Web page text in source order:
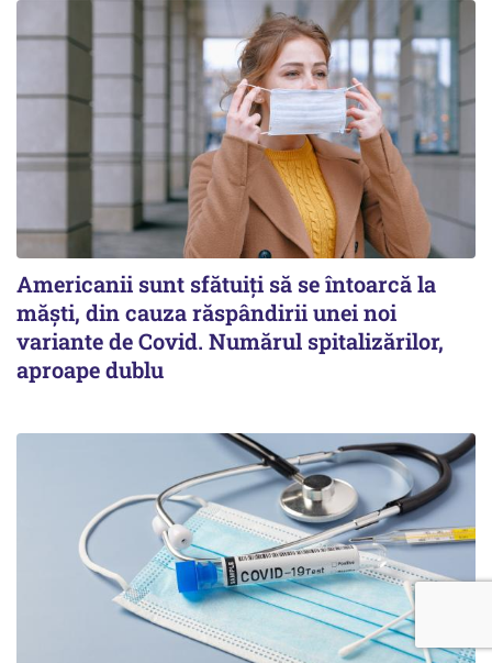
Americanii sunt sfătuiți să se întoarcă la
măști, din cauza răspândirii unei noi
variante de Covid. Numărul spitalizărilor,
aproape dublu